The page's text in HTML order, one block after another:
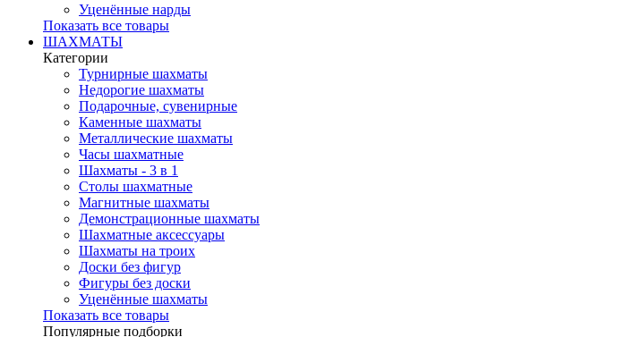
Уценённые нарды
Показать все товары
ШАХМАТЫ
Категории
Турнирные шахматы
Недорогие шахматы
Подарочные, сувенирные
Каменные шахматы
Металлические шахматы
Часы шахматные
Шахматы - 3 в 1
Столы шахматные
Магнитные шахматы
Демонстрационные шахматы
Шахматные аксессуары
Шахматы на троих
Доски без фигур
Фигуры без доски
Уценённые шахматы
Показать все товары
Популярные подборки